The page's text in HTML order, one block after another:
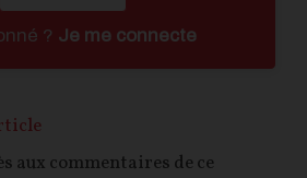
? Je me connecte
aux commentaires de ce